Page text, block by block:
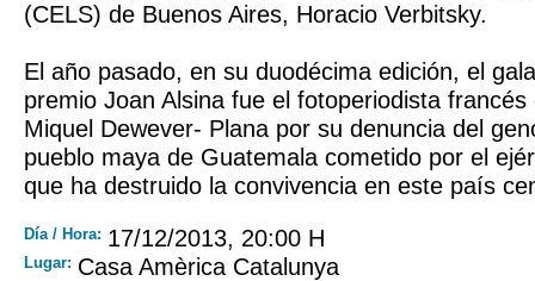
(CELS) de Buenos Aires, Horacio Verbitsky.
El año pasado, en su duodécima edición, el
premio Joan Alsina fue el fotoperiodista
Miquel Dewever- Plana por su denuncia del
pueblo maya de Guatemala cometido por el
que ha destruido la convivencia en este país
Día / Hora: 17/12/2013, 20:00 H
Lugar: Casa Amèrica Catalunya